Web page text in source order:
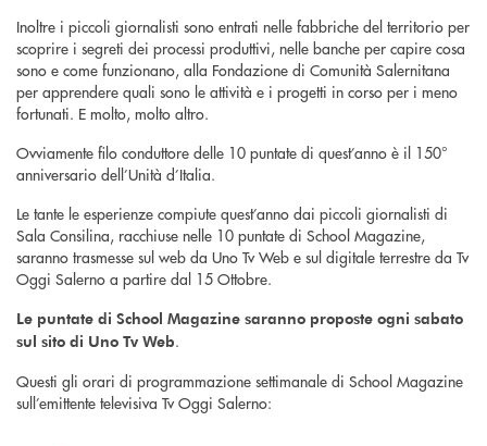
Inoltre i piccoli giornalisti sono entrati nelle fabbriche del territorio per
scoprire i segreti dei processi produttivi, nelle banche per capire cosa
sono e come funzionano, alla Fondazione di Comunità Salernitana
per apprendere quali sono le attività e i progetti in corso per i meno
fortunati. E molto, molto altro.
Ovviamente filo conduttore delle 10 puntate di quest’anno è il 150°
anniversario dell’Unità d’Italia.
Le tante le esperienze compiute quest’anno dai piccoli giornalisti di
Sala Consilina, racchiuse nelle 10 puntate di School Magazine,
saranno trasmesse sul web da Uno Tv Web e sul digitale terrestre da Tv
Oggi Salerno a partire dal 15 Ottobre.
Le puntate di School Magazine saranno proposte ogni sabato
sul sito di Uno Tv Web.
Questi gli orari di programmazione settimanale di School Magazine
sull’emittente televisiva Tv Oggi Salerno: